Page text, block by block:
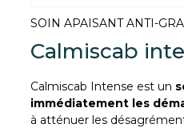
SOIN APAISANT ANTI-
Calmiscab
Calmiscab Intense est un
immédiatement les
à atténuer les